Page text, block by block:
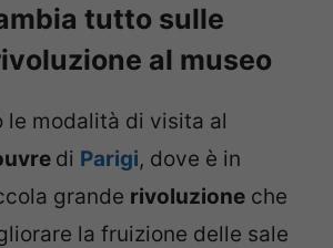
tutto sulle
al museo
le modalità di visita al
di Parigi, dove è in
grande rivoluzione che
la fruizione delle sale